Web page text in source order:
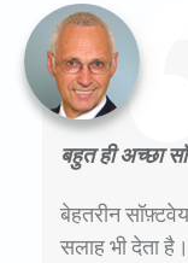
बहुत ही अच्छा
बेहतरीन
सलाह भी देता